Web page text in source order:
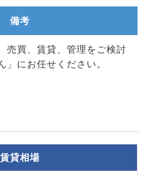
備考
売買、賃貸、管理をご検討
」にお任せください。
賃貸相場